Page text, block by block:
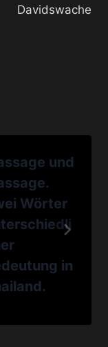
Davidswache
und
Wörter
in